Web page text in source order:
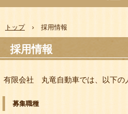
トップ › 採用情報
採用情報
有限会社 丸竜自動車では、以下の
募集職種